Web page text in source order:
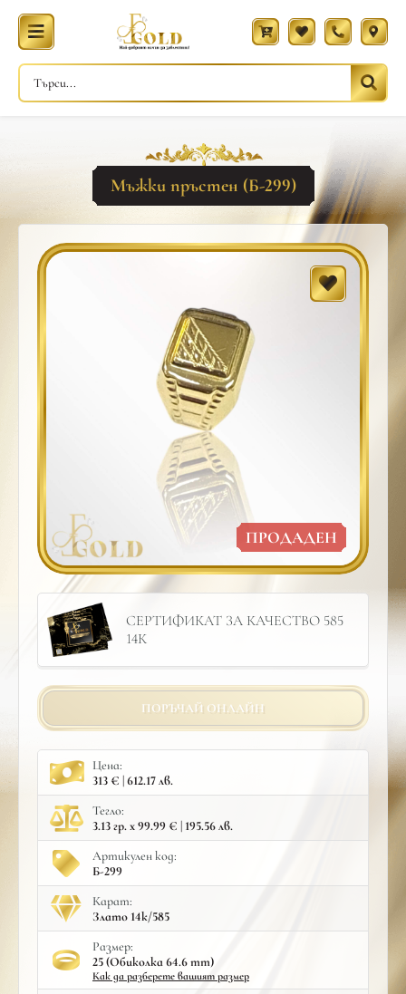
Мъжки пръстен (Б-299)
ПРОДАДЕН
СЕРТИФИКАТ ЗА КАЧЕСТВО 585
14К
ПОРЪЧАЙ ОНЛАЙН
Цена:
313 € | 612.17 лв.
Тегло:
3.13 гр. x 99.99 € | 195.56 лв.
Артикулен код:
Б-299
Карат:
Злато 14к/585
Размер:
25 (Обиколка 64.6 mm)
Как да разберете вашият размер